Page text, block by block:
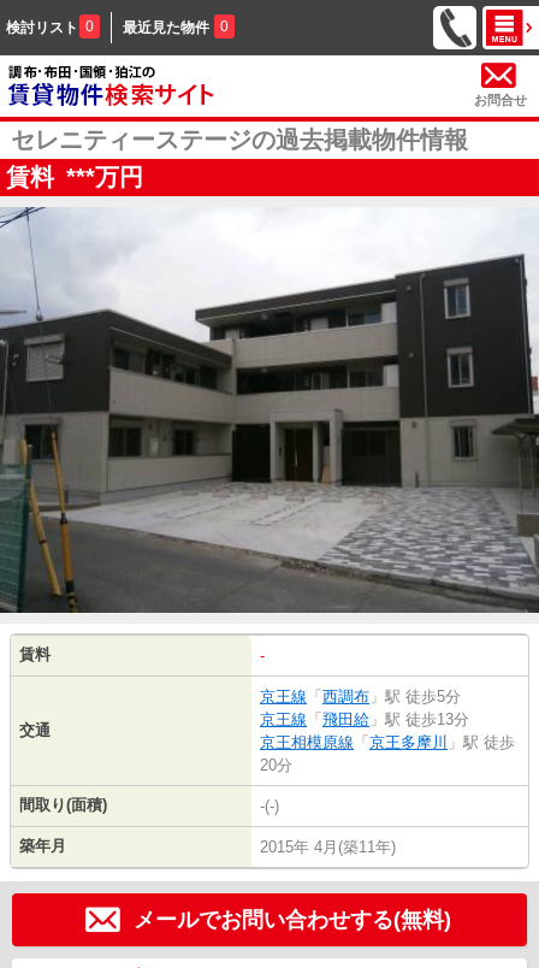
検討リスト 0 最近見た物件 0
お問合せ
セレニティーステージの過去掲載物件情報
賃料 ***万円
賃料 -
交通
京王線 「 西調布 」駅 徒歩5分
京王線 「 飛田給 」駅 徒歩13分
京王相模原線 「 京王多摩川 」駅 徒歩
20分
間取り(面積) -(-)
築年月 2015年 4月(築11年)
メールでお問い合わせする(無料)